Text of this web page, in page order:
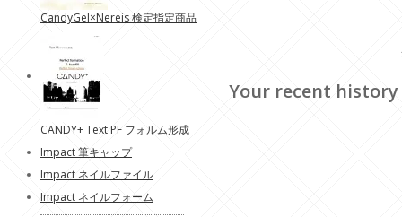
Your recent history
CandyGel×Nereis 検定指定商品
CANDY+ Text PF フォルム形成
Impact 筆キャップ
Impact ネイルファイル
Impact ネイルフォーム